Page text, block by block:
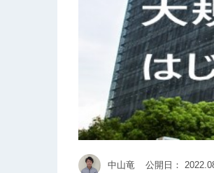
中山竜 公開日：